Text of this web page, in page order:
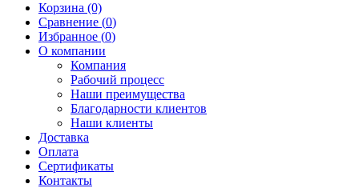
Корзина (0)
Сравнение (0)
Избранное (0)
О компании
Компания
Рабочий процесс
Наши преимущества
Благодарности клиентов
Наши клиенты
Доставка
Оплата
Сертификаты
Контакты